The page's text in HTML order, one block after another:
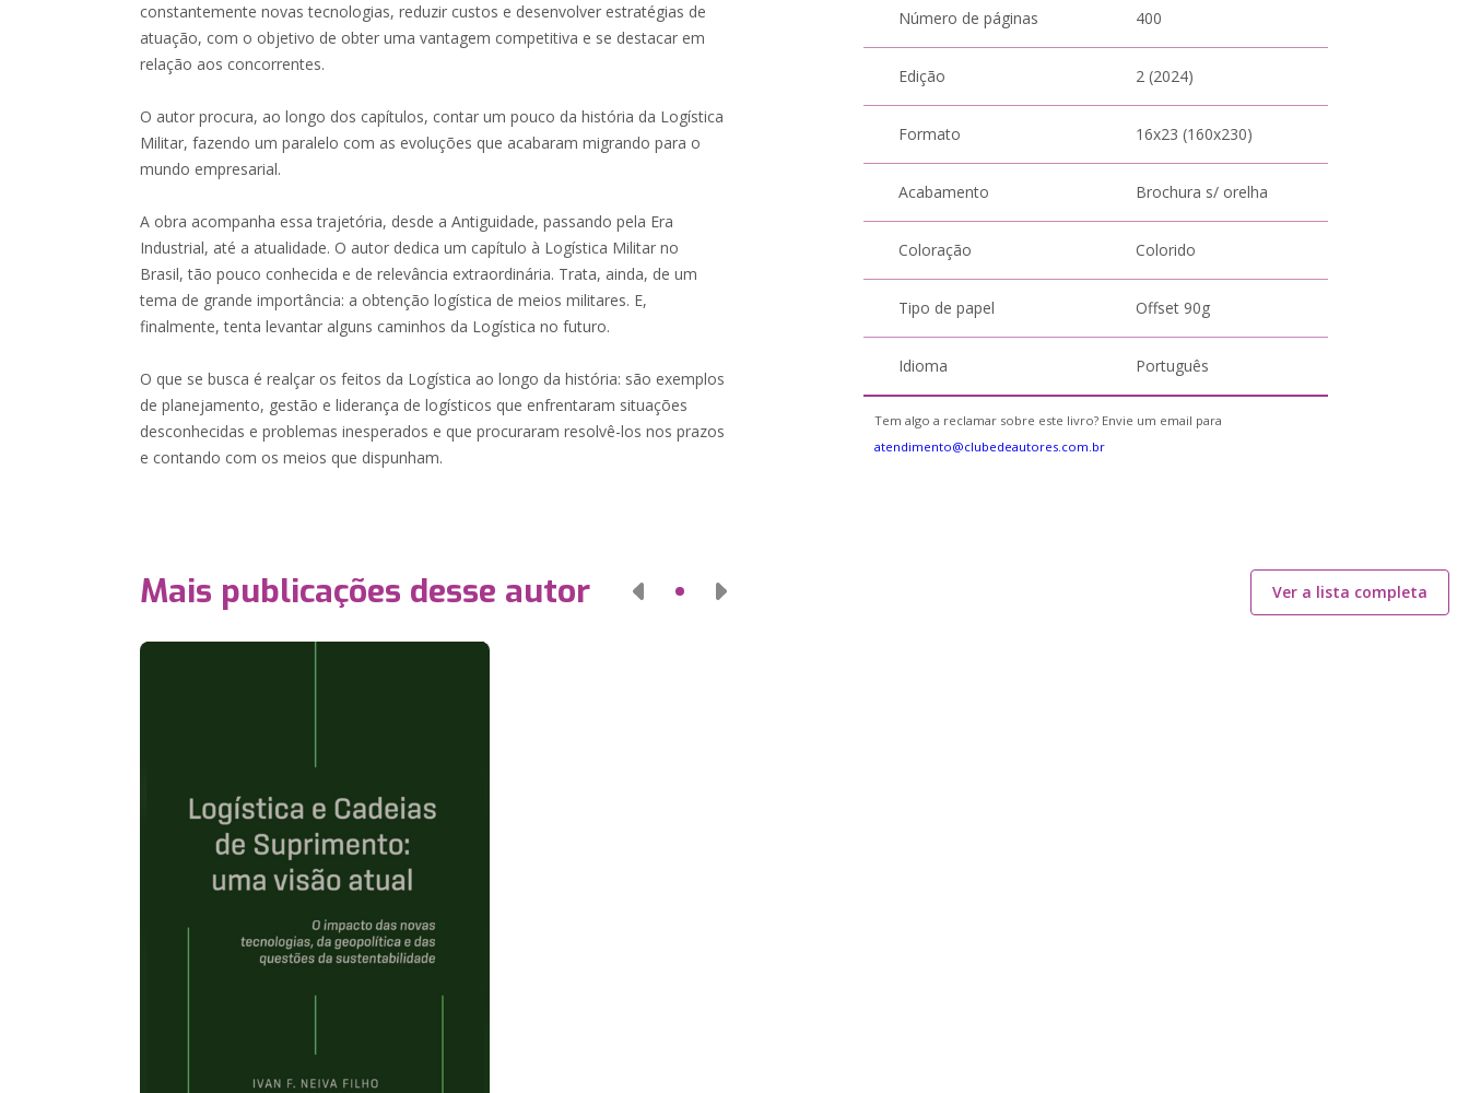
constantemente novas tecnologias, reduzir custos e desenvolver estratégias de
atuação, com o objetivo de obter uma vantagem competitiva e se destacar em
relação aos concorrentes.
O autor procura, ao longo dos capítulos, contar um pouco da história da Logística
Militar, fazendo um paralelo com as evoluções que acabaram migrando para o
mundo empresarial.
A obra acompanha essa trajetória, desde a Antiguidade, passando pela Era
Industrial, até a atualidade. O autor dedica um capítulo à Logística Militar no
Brasil, tão pouco conhecida e de relevância extraordinária. Trata, ainda, de um
tema de grande importância: a obtenção logística de meios militares. E,
finalmente, tenta levantar alguns caminhos da Logística no futuro.
O que se busca é realçar os feitos da Logística ao longo da história: são exemplos
de planejamento, gestão e liderança de logísticos que enfrentaram situações
desconhecidas e problemas inesperados e que procuraram resolvê-los nos prazos
e contando com os meios que dispunham.
Número de páginas 400
Edição 2 (2024)
Formato 16x23 (160x230)
Acabamento Brochura s/ orelha
Coloração Colorido
Tipo de papel Offset 90g
Idioma Português
Tem algo a reclamar sobre este livro? Envie um email para
atendimento@clubedeautores.com.br
Mais publicações desse autor Ver a lista completa